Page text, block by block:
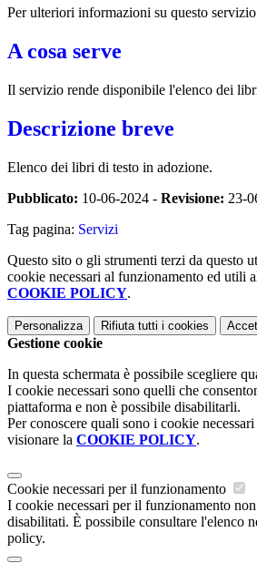
Per ulteriori informazioni su questo
A cosa serve
Il servizio rende disponibile l'elenco dei
Descrizione breve
Elenco dei libri di testo in adozione.
Pubblicato: 10-06-2024 - Revisione: 23-
Tag pagina: Servizi
Questo sito o gli strumenti terzi da questo
cookie necessari al funzionamento ed utili
COOKIE POLICY.
Personalizza Rifiuta tutti i cookies
Gestione cookie
In questa schermata è possibile scegliere
I cookie necessari sono quelli che
piattaforma e non è possibile disabilitarli.
Per conoscere quali sono i cookie
visionare la COOKIE POLICY.
Cookie necessari per il funzionamento
I cookie necessari per il funzionamento non
disabilitati. È possibile consultare l'elenco
policy.